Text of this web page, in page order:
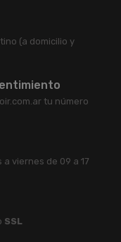
(a domicilio y
tu número
viernes de 09 a 17
SSL